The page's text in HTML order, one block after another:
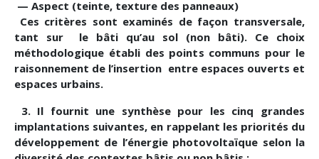
— Aspect (teinte, texture des panneaux)
Ces critères sont examinés de façon transversale,
tant sur le bâti qu’au sol (non bâti). Ce choix
méthodologique établi des points communs pour le
raisonnement de l’insertion entre espaces ouverts et
espaces urbains.
3. Il fournit une synthèse pour les cinq grandes
implantations suivantes, en rappelant les priorités du
développement de l’énergie photovoltaïque selon la